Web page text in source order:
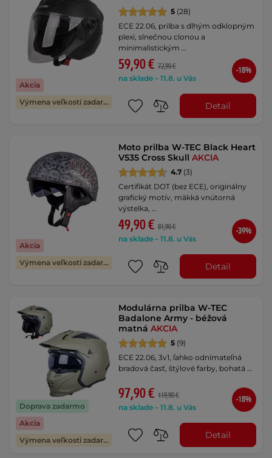
Akcia
Výmena veľkosti zadarmo
5 (28)
ECE 22.06, prilba s dlhým odklopným
plexi, slnečnou clonou a
minimalistickým …
59,90 € 72,90 €
na sklade – 11.8. u Vás
-18%
Detail
Akcia
Výmena veľkosti zadarmo
Moto prilba W-TEC Black Heart
V535 Cross SkullAKCIA
4.7 (3)
Certifikát DOT (bez ECE), originálny
grafický motív, mäkká vnútorná
výstelka, …
49,90 € 81,90 €
na sklade – 11.8. u Vás
-39%
Detail
Doprava zadarmo
Akcia
Výmena veľkosti zadarmo
Modulárna prilba W-TEC
Badalone Army - béžová
matnáAKCIA
5 (9)
ECE 22.06, 3v1, ľahko odnímateľná
bradová časť, štýlové farby, bohatá …
97,90 € 119,90 €
na sklade – 11.8. u Vás
-18%
Detail